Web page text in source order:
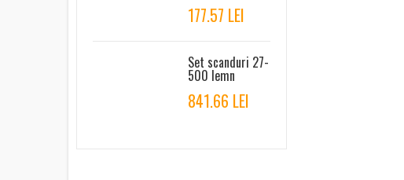
177.57 LEI
Set scanduri 27-
500 lemn
841.66 LEI